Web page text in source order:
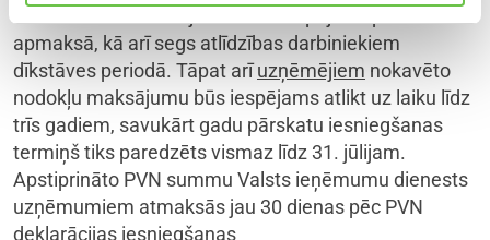
apmaksā, kā arī segs atlīdzības darbiniekiem
dīkstāves periodā. Tāpat arīuzņēmējiem nokavēto
nodokļu maksājumu būs iespējams atlikt uz laiku līdz
trīs gadiem, savukārt gadu pārskatu iesniegšanas
termiņš tiks paredzēts vismaz līdz 31. jūlijam.
Apstiprināto PVN summu Valsts ieņēmumu dienests
uzņēmumiem atmaksās jau 30 dienas pēc PVN
deklarācijas iesniegšanas